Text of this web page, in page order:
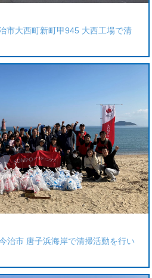
市大西町新町甲945 大西工場で清
治市 唐子浜海岸で清掃活動を行い